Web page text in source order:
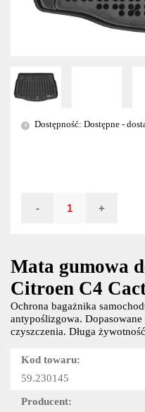
Mata gumowa
Citroen C4
Ochrona bagażnika
antypoślizgowa.
czyszczenia. Długa
Kod towaru:
59.230145
Producent:
? Dostępność: Dostępne -
- +